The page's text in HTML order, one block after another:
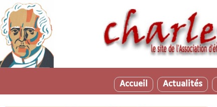
Accueil Actualités